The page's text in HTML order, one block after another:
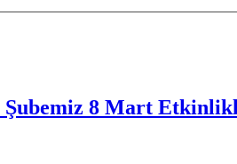
Şubemiz 8 Mart